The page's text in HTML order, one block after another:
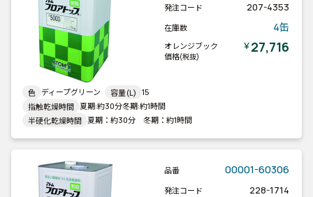
発注コード 207-4353
在庫数 4缶
オレンジブック
価格(税抜)
￥27,716
色 ディープグリーン 容量(L) 15
指触乾燥時間 夏期:約30分冬期:約1時間
半硬化乾燥時間 夏期：約30分 冬期：約1時間
品番 00001-60306
発注コード 228-1714